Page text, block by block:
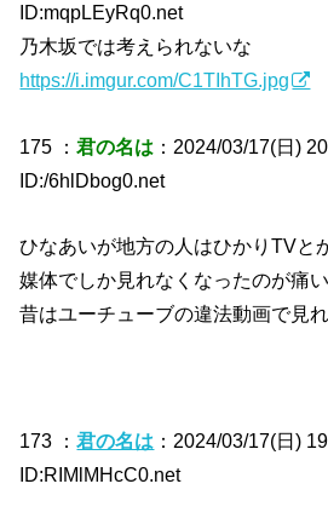
ID:mqpLEyRq0.net
乃木坂では考えられないな
https://i.imgur.com/C1TIhTG.jpg
175 ：君の名は ：2024/03/17(日)
ID:/6hlDbog0.net
ひなあいが地方の人はひかりTVと
媒体でしか見れなくなったのが痛い
昔はユーチューブの違法動画で見
173 ：君の名は ：2024/03/17(日)
ID:RIMlMHcC0.net